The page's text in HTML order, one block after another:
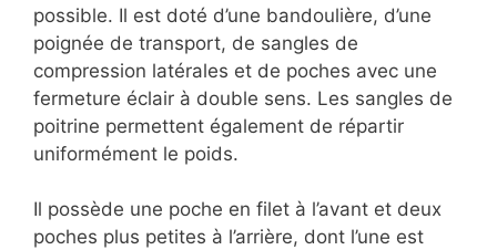
possible. Il est doté d’une bandoulière, d’une
poignée de transport, de sangles de
compression latérales et de poches avec une
fermeture éclair à double sens. Les sangles de
poitrine permettent également de répartir
uniformément le poids.
Il possède une poche en filet à l’avant et deux
poches plus petites à l’arrière, dont l’une est